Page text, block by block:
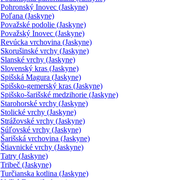
Pohronský Inovec (Jaskyne)
Poľana (Jaskyne)
Považské podolie (Jaskyne)
Považský Inovec (Jaskyne)
Revúcka vrchovina (Jaskyne)
Skorušinské vrchy (Jaskyne)
Slanské vrchy (Jaskyne)
Slovenský kras (Jaskyne)
Spišská Magura (Jaskyne)
Spišsko-gemerský kras (Jaskyne)
Spišsko-šarišské medzihorie (Jaskyne)
Starohorské vrchy (Jaskyne)
Stolické vrchy (Jaskyne)
Strážovské vrchy (Jaskyne)
Súľovské vrchy (Jaskyne)
Šarišská vrchovina (Jaskyne)
Štiavnické vrchy (Jaskyne)
Tatry (Jaskyne)
Tribeč (Jaskyne)
Turčianska kotlina (Jaskyne)